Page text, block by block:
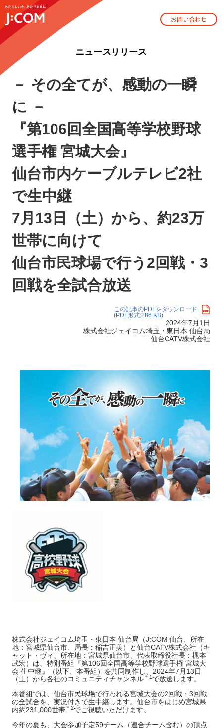
お問い合わせ
ニュースリリース
－ その全てが、感動の一瞬
に －
『第106回全国高等学校野球
選手権 宮城大会』
仙台市内ケーブルテレビ2社
で生中継
7月13日（土）から、約23万
世帯に向けて
仙台市民球場で行う2回戦・3
回戦を全試合放送
この記事のPDFをダウンロード
(PDF形式:286 KB)
2024年7月1日
株式会社ジェイコム埼玉・東日本 仙台局
仙台CATV株式会社
株式会社ジェイコム埼玉・東日本 仙台局（J:COM 仙台、所在
地：宮城県仙台市、局長：稲吉正美）と仙台CATV株式会社（キ
ャット・ヴィ、所在地：宮城県仙台市、代表取締役社長：梶本
武宏）は、特別番組『第106回全国高等学校野球選手権 宮城大
会 生中継』（以下、本番組）を共同制作し、2024年7月13日
（土）から各社のコミュニティチャンネル ＊ 1 で放送します。
本番組では、仙台市民球場で行われる宮城大会の2回戦・3回戦
の全試合を、実況付きで生中継します。仙台市をはじめ宮城県
内約231,000世帯 ＊ 2でご視聴いただけます。
今年の夏も、大会参加予定59チーム（連合チーム含む）の頂点